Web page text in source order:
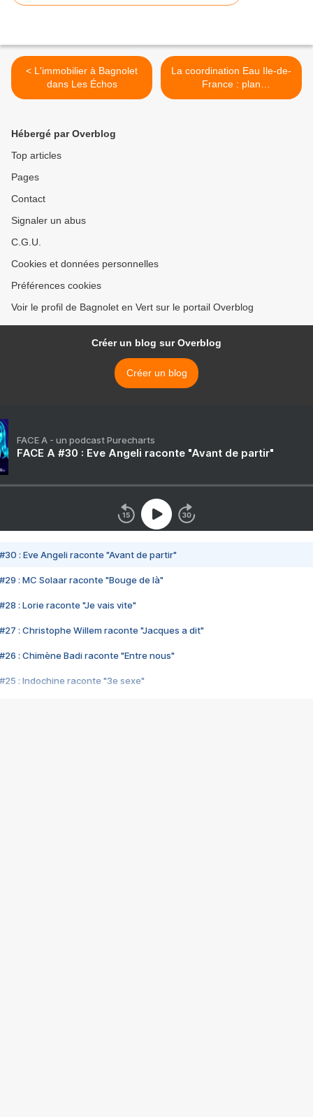
< L'immobilier à Bagnolet
dans Les Échos
La coordination Eau Ile-de-
France : plan
gouvernementaln ii y a loin
Hébergé par Overblog
Top articles
Pages
Contact
Signaler un abus
C.G.U.
Cookies et données personnelles
Préférences cookies
Voir le profil de Bagnolet en Vert sur le portail Overblog
Créer un blog sur Overblog
Créer un blog
FACE A - un podcast Purecharts
FACE A #30 : Eve Angeli raconte "Avant de partir"
#30 : Eve Angeli raconte "Avant de partir"
#29 : MC Solaar raconte "Bouge de là"
#28 : Lorie raconte "Je vais vite"
#27 : Christophe Willem raconte "Jacques a dit"
#26 : Chimène Badi raconte "Entre nous"
#25 : Indochine raconte "3e sexe"